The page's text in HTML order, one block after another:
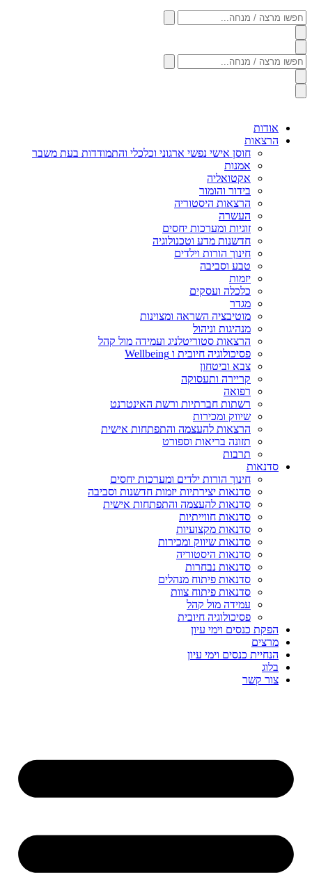
חפשו
מרצה
/
מנחה...
חפשו
מרצה
/
מנחה...
אודות
הרצאות
חוסן אישי נפשי ארגוני וכלכלי והתמודדות בעת משבר
אמנות
אקטואליה
בידור והומור
הרצאות היסטוריה
העשרה
זוגיות ומערכות יחסים
חדשנות מדע וטכנולוגיה
חינוך הורות וילדים
טבע וסביבה
יזמות
כלכלה ועסקים
מגדר
מוטיבציה השראה ומצוינות
מנהיגות וניהול
הרצאות סטוריטלניג ועמידה מול קהל
פסיכולוגיה חיובית ו Wellbeing
צבא וביטחון
קריירה ותעסוקה
רפואה
רשתות חברתיות ורשת האינטרנט
שיווק ומכירות
הרצאות להעצמה והתפתחות אישית
תזונה בריאות וספורט
תרבות
סדנאות
חינוך הורות ילדים ומערכות יחסים
סדנאות יצירתיות יזמות חדשנות וסביבה
סדנאות להעצמה והתפתחות אישית
סדנאות חווייתיות
סדנאות מקצועיות
סדנאות שיווק ומכירות
סדנאות היסטוריה
סדנאות נבחרות
סדנאות פיתוח מנהלים
סדנאות פיתוח צוות
עמידה מול קהל
פסיכולוגיה חיובית
הפקת כנסים וימי עיון
מרצים
הנחיית כנסים וימי עיון
בלוג
צור קשר